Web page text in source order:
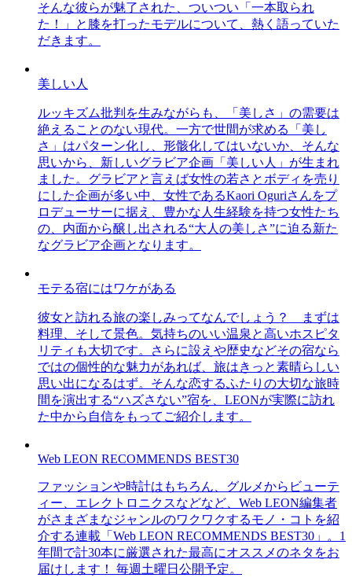
そんな彼らが魅了された、ついつい「一本取られ
た！」と膝を打ったモデルについて、熱く語っていた
だきます。
美しい人
ルッキズム批判を生みながらも、「美しさ」の需要は
絶えることのない現代。一方で世間が求める「美し
さ」はパターン化し、形骸化してはいないか、そんな
思いから、新しいグラビア企画「美しい人」が生まれ
ました。グラビアと言えば女性の若さとボディを売り
にした企画が多い中、女性であるKaori Oguriさんをプ
ロデューサーに据え、豊かな人生経験を持つ女性たち
の、内面から醸し出される“大人の美しさ”に迫る新た
なグラビア企画となります。
モテる宿にはワケがある
彼女と訪れる旅の楽しみってなんでしょう？ まずは
料理、そして景色。気持ちのいい温泉と高いホスピタ
リティも大切です。さらに設えや歴史などその宿なら
ではの個性的な魅力があれば、旅はきっと素晴らしい
思い出になるはず。そんな恋するふたりの大切な旅時
間を演出する“ハズさない”宿を、LEONが実際に訪れ
た中から自信をもってご紹介します。
Web LEON RECOMMENDS BEST30
ファッションや時計はもちろん、グルメからビューテ
ィー、エレクトロニクスなどなど、Web LEON編集者
がさまざまなジャンルのワクワクするモノ・コトを紹
介する連載「Web LEON RECOMMENDS BEST30」。1
年間で計30本に厳選された最高にオススメのネタをお
届けします！ 毎週土曜日公開予定。